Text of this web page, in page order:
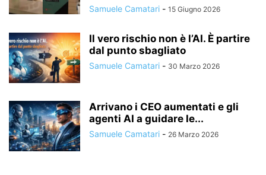
Samuele Camatari - 15 Giugno 2026
Il vero rischio non è l’AI. È partire
dal punto sbagliato
Samuele Camatari - 30 Marzo 2026
Arrivano i CEO aumentati e gli
agenti AI a guidare le...
Samuele Camatari - 26 Marzo 2026